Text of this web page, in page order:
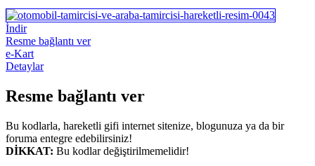
İndir
Resme bağlantı ver
e-Kart
Detaylar
Resme bağlantı ver
Bu kodlarla, hareketli gifi internet sitenize, blogunuza ya da bir
foruma entegre edebilirsiniz!
DİKKAT: Bu kodlar değiştirilmemelidir!